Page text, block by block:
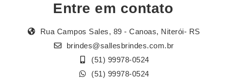
Entre em contato
Rua Campos Sales, 89 - Canoas, Niterói- RS
brindes@sallesbrindes.com.br
(51) 99978-0524
(51) 99978-0524